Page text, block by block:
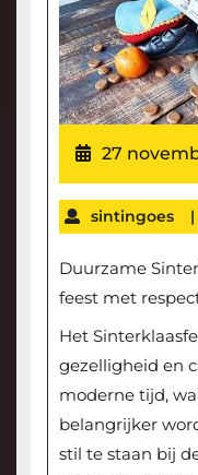
27
sintingoes |
Duurzame
feest met
Het
gezelligheid en
moderne tijd,
belangrijker
stil te staan bij